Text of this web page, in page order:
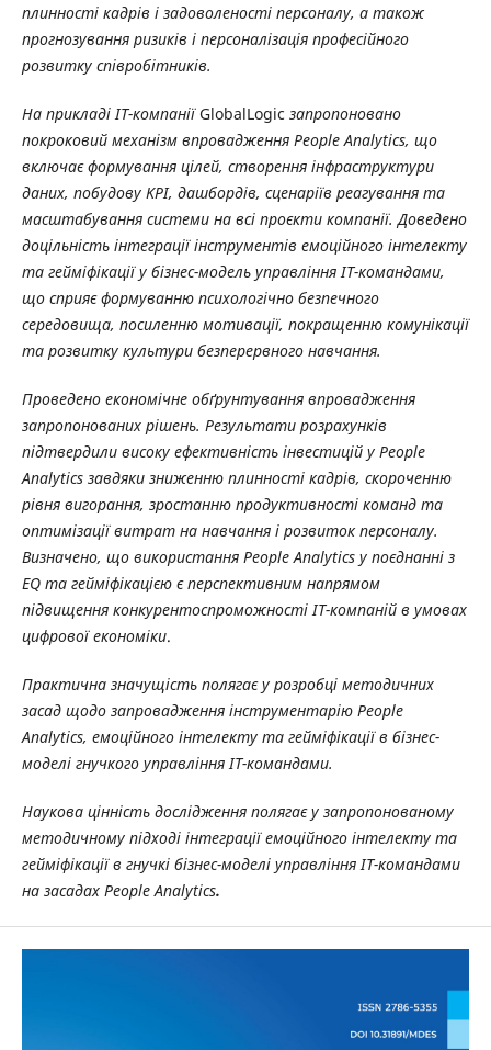
плинності кадрів і задоволеності персоналу, а також
прогнозування ризиків і персоналізація професійного
розвитку співробітників.
На прикладі IT-компаніїGlobalLogic запропоновано
покроковий механізм впровадження People Analytics, що
включає формування цілей, створення інфраструктури
даних, побудову KPI, дашбордів, сценаріїв реагування та
масштабування системи на всі проєкти компанії. Доведено
доцільність інтеграції інструментів емоційного інтелекту
та гейміфікації у бізнес-модель управління ІТ-командами,
що сприяє формуванню психологічно безпечного
середовища, посиленню мотивації, покращенню комунікації
та розвитку культури безперервного навчання.
Проведено економічне обґрунтування впровадження
запропонованих рішень. Результати розрахунків
підтвердили високу ефективність інвестицій у People
Analytics завдяки зниженню плинності кадрів, скороченню
рівня вигорання, зростанню продуктивності команд та
оптимізації витрат на навчання і розвиток персоналу.
Визначено, що використання People Analytics у поєднанні з
EQ та гейміфікацією є перспективним напрямом
підвищення конкурентоспроможності ІТ-компаній в умовах
цифрової економіки.
Практична значущість полягає у розробці методичних
засад щодо запровадження інструментарію People
Analytics, емоційного інтелекту та гейміфікації в бізнес-
моделі гнучкого управління ІТ-командами.
Наукова цінність дослідження полягає у запропонованому
методичному підході інтеграції емоційного інтелекту та
гейміфікації в гнучкі бізнес-моделі управління ІТ-командами
на засадах People Analytics.